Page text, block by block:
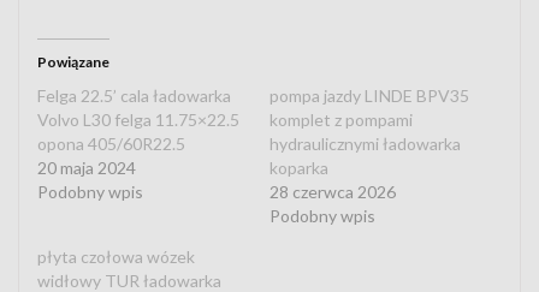
Powiązane
Felga 22.5’ cala ładowarka
Volvo L30 felga 11.75×22.5
opona 405/60R22.5
20 maja 2024
Podobny wpis
pompa jazdy LINDE BPV35
komplet z pompami
hydraulicznymi ładowarka
koparka
28 czerwca 2026
Podobny wpis
płyta czołowa wózek
widłowy TUR ładowarka